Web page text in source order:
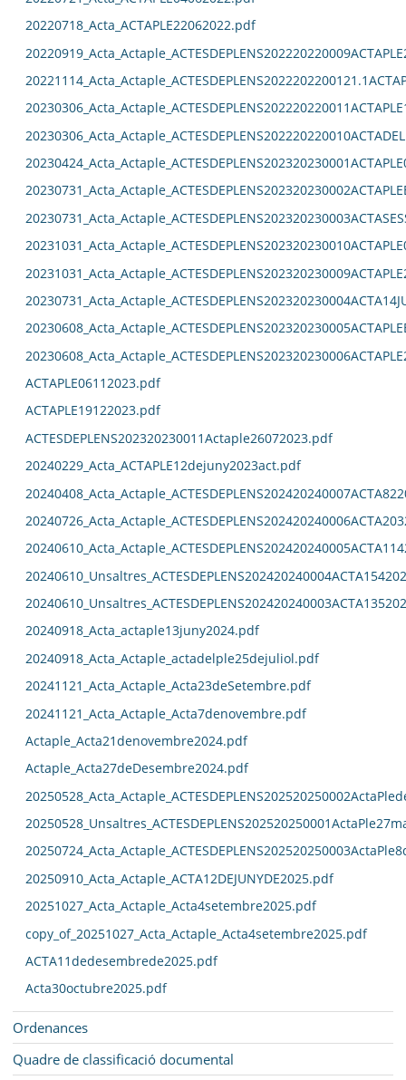
20220718_Acta_ACTAPLE22062022.pdf
ACTAPLE06112023.pdf
ACTAPLE19122023.pdf
ACTESDEPLENS202320230011Actaple26072023.pdf
20240229_Acta_ACTAPLE12dejuny2023act.pdf
20240918_Acta_actaple13juny2024.pdf
20240918_Acta_Actaple_actadelple25dejuliol.pdf
20241121_Acta_Actaple_Acta23deSetembre.pdf
20241121_Acta_Actaple_Acta7denovembre.pdf
Actaple_Acta21denovembre2024.pdf
Actaple_Acta27deDesembre2024.pdf
20250910_Acta_Actaple_ACTA12DEJUNYDE2025.pdf
20251027_Acta_Actaple_Acta4setembre2025.pdf
copy_of_20251027_Acta_Actaple_Acta4setembre2025.pdf
ACTA11dedesembrede2025.pdf
Acta30octubre2025.pdf
Ordenances
Quadre de classificació documental